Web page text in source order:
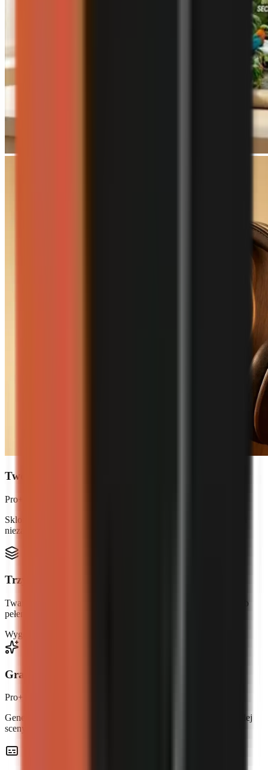
Twój głos, Twoja marka
Pro+
Sklonuj swój głos lub opisz idealnego lektora. Każdy film brzmi
niezaprzeczalnie jak Ty.
Trzy formaty wideo
Twarz ukryta z materiałem AI, twórca AI z nakładką awatara lub
pełen styl UGC z mówiącą głową.
Wygenerowane przez AI
Grafika generowana przez AI
Pro+
Generuj oryginalne sceny z AI — idealnie dopasowane do każdej
sceny w skrypcie.